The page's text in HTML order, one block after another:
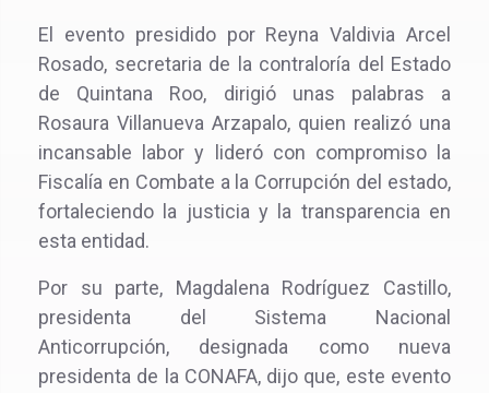
El evento presidido por Reyna Valdivia Arcel
Rosado, secretaria de la contraloría del Estado
de Quintana Roo, dirigió unas palabras a
Rosaura Villanueva Arzapalo, quien realizó una
incansable labor y lideró con compromiso la
Fiscalía en Combate a la Corrupción del estado,
fortaleciendo la justicia y la transparencia en
esta entidad.
Por su parte, Magdalena Rodríguez Castillo,
presidenta del Sistema Nacional
Anticorrupción, designada como nueva
presidenta de la CONAFA, dijo que, este evento